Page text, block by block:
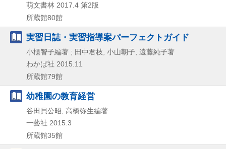
萌文書林 2017.4 第2版
所蔵館80館
実習日誌・実習指導案パーフェクトガイド
小櫃智子編著 ; 田中君枝, 小山朝子, 遠藤純子著
わかば社 2015.11
所蔵館79館
幼稚園の教育経営
谷田貝公昭, 高橋弥生編著
一藝社 2015.3
所蔵館35館